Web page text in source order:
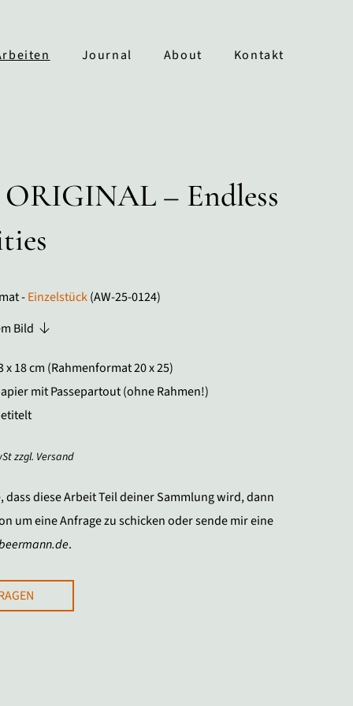
Journal About Kontakt
– Endless
-Einzelstück(AW-25-0124)
Bild
18 cm (Rahmenformat 20 x 25)
mit Passepartout (ohne Rahmen!)
zzgl. Versand
dass diese Arbeit Teil deiner Sammlung wird, dann
um eine Anfrage zu schicken oder sende mir eine
.